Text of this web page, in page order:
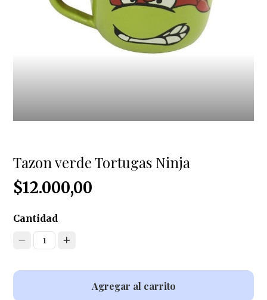
Tazon verde Tortugas Ninja
$12.000,00
Cantidad
1
Agregar al carrito